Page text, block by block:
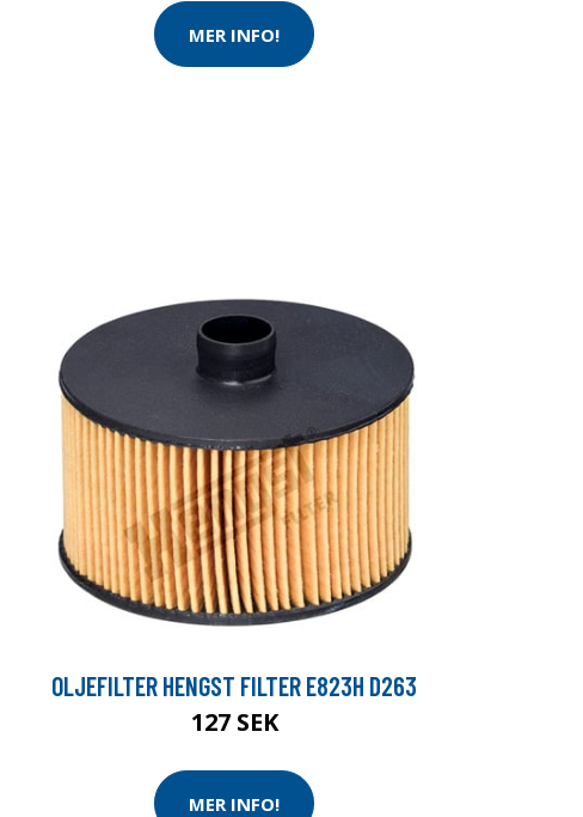
MER INFO!
OLJEFILTER HENGST FILTER E823H D263
127 SEK
MER INFO!